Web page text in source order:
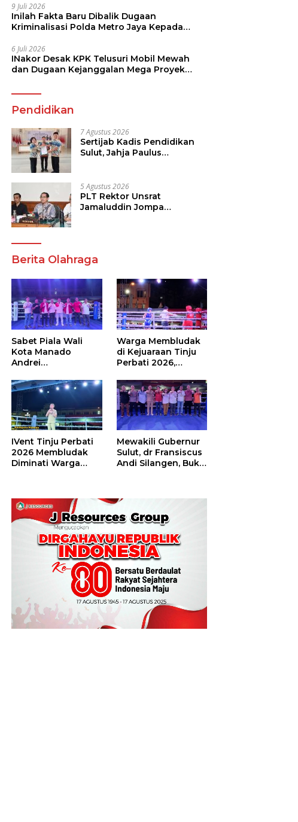
9 Juli 2026
Inilah Fakta Baru Dibalik Dugaan
Kriminalisasi Polda Metro Jaya Kepada
6 Juli 2026
INakor Desak KPK Telusuri Mobil Mewah
dan Dugaan Kejanggalan Mega Proyek
Pendidikan
7 Agustus 2026
Sertijab Kadis Pendidikan
Sulut, Jahja Paulus
Pendidikan
5 Agustus 2026
PLT Rektor Unsrat
Jamaluddin Jompa
Berita Olahraga
Sabet Piala Wali
Kota Manado
Andrei
Boxing Camp Juara
Umum Tinju Perbati
2026
Warga Membludak
di Kejuaraan Tinju
Perbati 2026,
Piala Wali Kota
IVent Tinju Perbati
2026 Membludak
Diminati Warga
Mewakili Gubernur
Sulut, dr Fransiscus
Andi Silangen, Buka
Piala Wali Kota
Manado